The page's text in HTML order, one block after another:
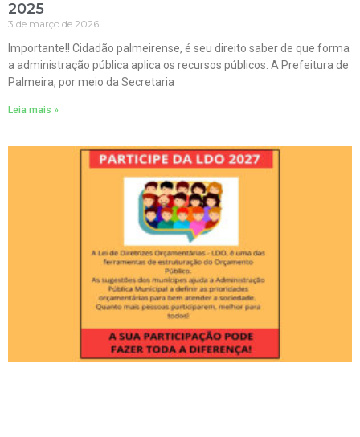
2025
3 de março de 2026
Importante!! Cidadão palmeirense, é seu direito saber de que forma
a administração pública aplica os recursos públicos. A Prefeitura de
Palmeira, por meio da Secretaria
Leia mais »